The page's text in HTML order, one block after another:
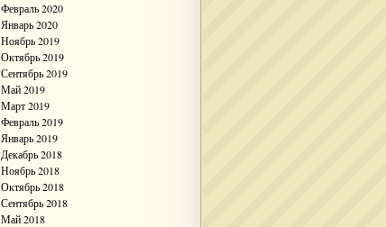
Февраль 2020
Январь 2020
Ноябрь 2019
Октябрь 2019
Сентябрь 2019
Май 2019
Март 2019
Февраль 2019
Январь 2019
Декабрь 2018
Ноябрь 2018
Октябрь 2018
Сентябрь 2018
Май 2018